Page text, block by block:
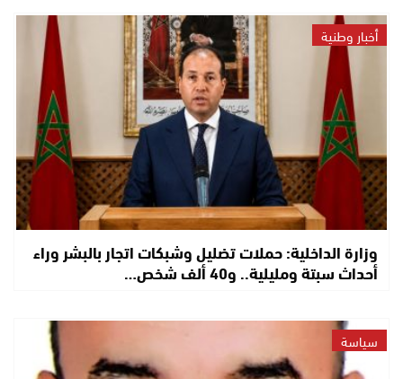
أخبار وطنية
وزارة الداخلية: حملات تضليل وشبكات اتجار بالبشر وراء
أحداث سبتة ومليلية.. و40 ألف شخص…
سياسة